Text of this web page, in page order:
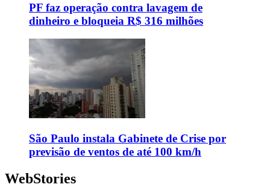
PF faz operação contra lavagem de
dinheiro e bloqueia R$ 316 milhões
São Paulo instala Gabinete de Crise por
previsão de ventos de até 100 km/h
WebStories